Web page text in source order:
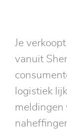
Je
vanuit
logistiek
meldingen